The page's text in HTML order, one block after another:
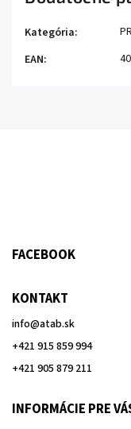
Kategória:
EAN:
FACEBOOK
KONTAKT
info@atab.sk
+421 915 859 994
+421 905 879 211
INFORMÁCIE PRE